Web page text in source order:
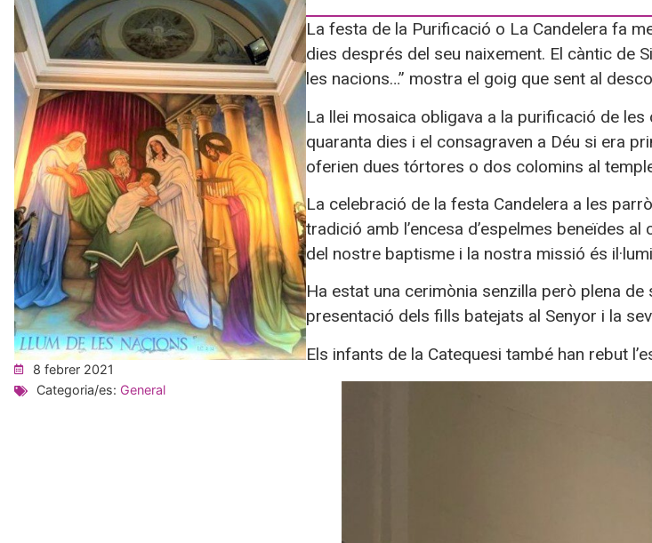
8 febrer 2021
Categoria/es: General
La festa de la Purificació o La Candelera fa
dies després del seu naixement. El càntic de
les nacions…” mostra el goig que sent al
La llei mosaica obligava a la purificació de
quaranta dies i el consagraven a Déu si era
oferien dues tórtores o dos colomins al
La celebració de la festa Candelera a les
tradició amb l’encesa d’espelmes beneïdes
del nostre baptisme i la nostra missió és
Ha estat una cerimònia senzilla però plena
presentació dels fills batejats al Senyor i la
Els infants de la Catequesi també han rebut